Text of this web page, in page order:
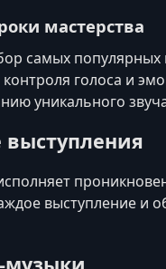
мастерства
самых популярных
голоса и
уникального
выступление и